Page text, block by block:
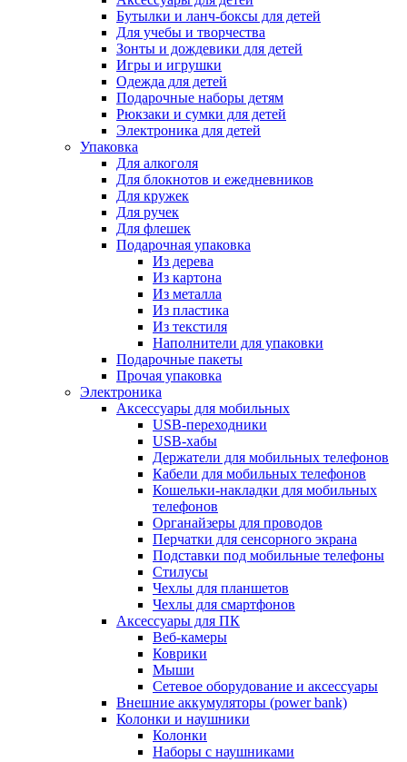
Бутылки и ланч-боксы для детей
Для учебы и творчества
Зонты и дождевики для детей
Игры и игрушки
Одежда для детей
Подарочные наборы детям
Рюкзаки и сумки для детей
Электроника для детей
Упаковка
Для алкоголя
Для блокнотов и ежедневников
Для кружек
Для ручек
Для флешек
Подарочная упаковка
Из дерева
Из картона
Из металла
Из пластика
Из текстиля
Наполнители для упаковки
Подарочные пакеты
Прочая упаковка
Электроника
Аксессуары для мобильных
USB-переходники
USB-хабы
Держатели для мобильных телефонов
Кабели для мобильных телефонов
Кошельки-накладки для мобильных
телефонов
Органайзеры для проводов
Перчатки для сенсорного экрана
Подставки под мобильные телефоны
Стилусы
Чехлы для планшетов
Чехлы для смартфонов
Аксессуары для ПК
Веб-камеры
Коврики
Мыши
Сетевое оборудование и аксессуары
Внешние аккумуляторы (power bank)
Колонки и наушники
Колонки
Наборы с наушниками